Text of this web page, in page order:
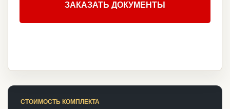
ЗАКАЗАТЬ ДОКУМЕНТЫ
СТОИМОСТЬ КОМПЛЕКТА